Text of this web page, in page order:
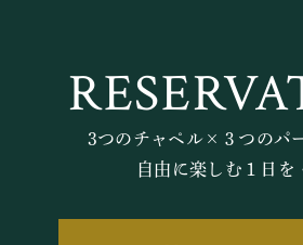
3つのチャペル×３つのパ
自由に楽しむ１日を